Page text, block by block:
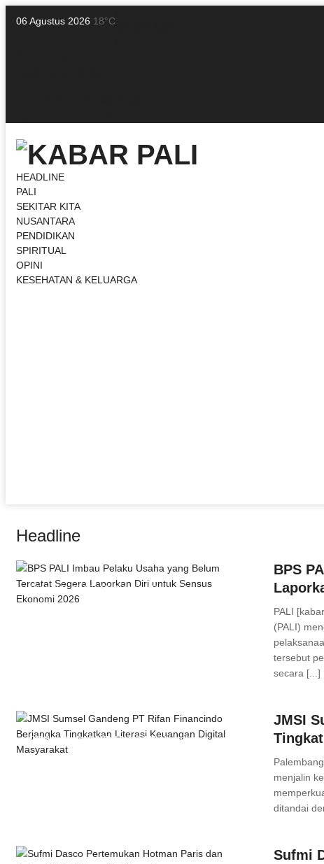
06 Agustus 2026 18°C
HEADLINE
PALI
SEKITAR KITA
NUSANTARA
PENDIDIKAN
SPIRITUAL
OPINI
KESEHATAN & KELUARGA
Headline
PENUKAL ABAB LEMATANG ILIR,Headline
BPS
PALI
(PALI)
tersebut
secara [...]
PENUKAL ABAB LEMATANG ILIR,Headline,
JMSI
menjalin
ditandai
Sufmi